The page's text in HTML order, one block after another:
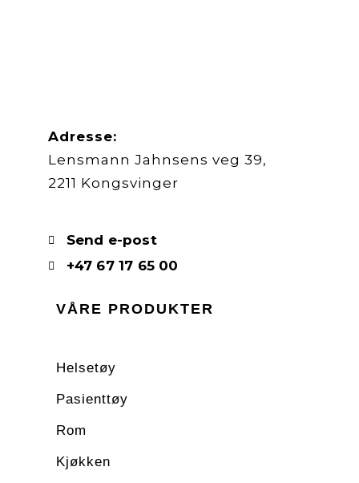
Adresse:
Lensmann Jahnsens veg 39,
2211 Kongsvinger
Send e-post
+47 67 17 65 00
VÅRE PRODUKTER
Helsetøy
Pasienttøy
Rom
Kjøkken